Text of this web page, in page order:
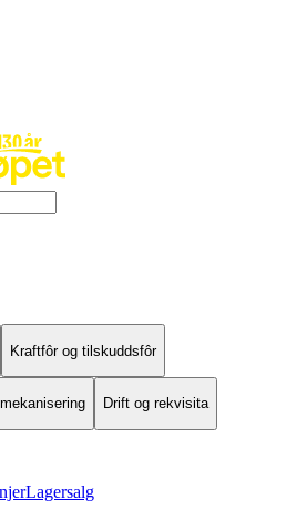
Kraftfôr og tilskuddsfôr
Drift og rekvisita
Lagersalg